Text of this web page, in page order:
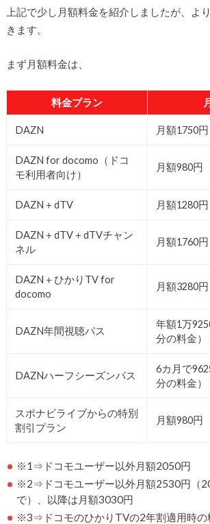
上記で少し月額料金を紹介しましたが、よ
きます。
まず月額料金は、
料金プラン
DAZN 月額1750円
DAZN for docomo（ドコ
モ利用者向け）
月額980円
DAZN＋dTV 月額1280
DAZN＋dTV＋dTVチャン
ネル
月額1760
DAZN＋ひかりTV for
docomo
月額3280
DAZN年間視聴パス
年額1万
分の料金
DAZNハーフシーズンパス
6カ月で
分の料金
スポナビライブからの特別
割引プラン
月額980円
※1⇒ドコモユーザー以外月額2050円
※2⇒ドコモユーザー以外月額2530円（
で）、以降は月額3030円
※3⇒ドコモのひかりTVの2年割適用時の